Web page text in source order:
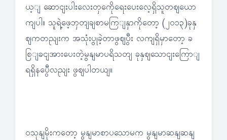
ယ့ျ ဆောငျးပါးလေးတှကေိုရေးပေးလေ့ရှိသူတဈယော
ကျပါ။ သူရဲ့ဖေ့ဘှတျချစာမကြျနှာကိုတော့ (၂၀၁၃)ခုနှ
ဈကတညျးက အသုံးပွုခဲ့တာဖွဈပွီး လကျရှိမှာတော့ ခ
စြျခငျအားပေးတဲ့မွနျမာပရိသတျ ခုနှဈသောငျးကြောျ
ရရှိနပွေီလညျး ဖွဈပါတယျ။
ဝသုနျမိုးကတော့ မွနျမာစာပသောမက မွနျမာဆနျဆနျ